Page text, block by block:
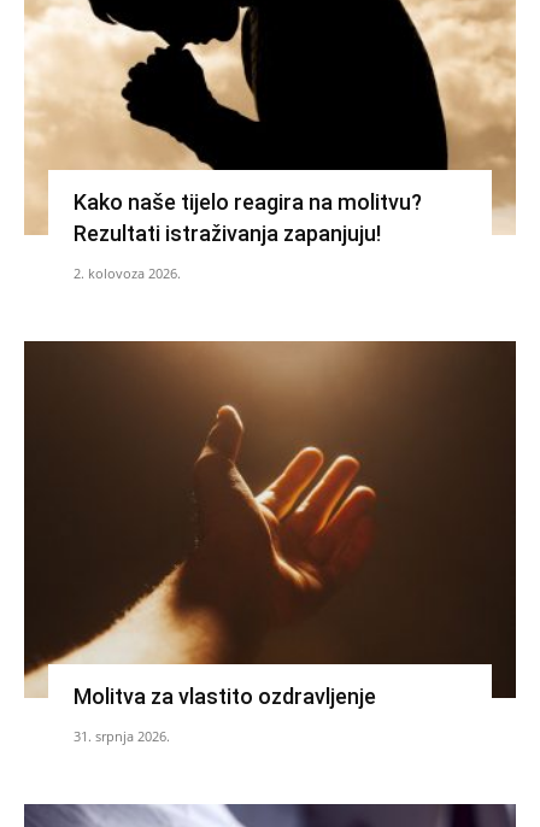
Kako naše tijelo reagira na molitvu?
Rezultati istraživanja zapanjuju!
2. kolovoza 2026.
Molitva za vlastito ozdravljenje
31. srpnja 2026.